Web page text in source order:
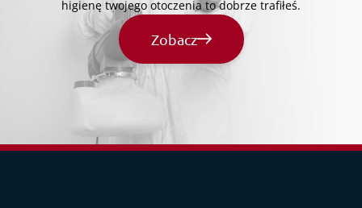
higienę twojego otoczenia to dobrze trafiłeś.
Zobacz